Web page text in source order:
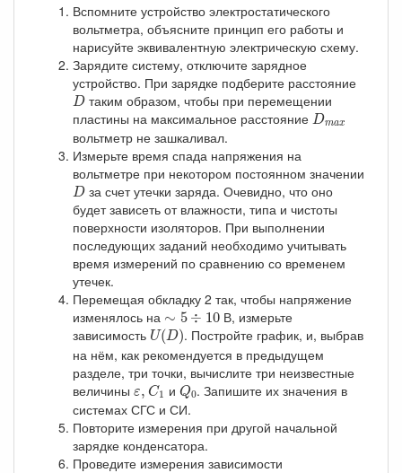
Вспомните устройство электростатического
вольтметра, объясните принцип его работы и
нарисуйте эквивалентную электрическую схему.
Зарядите систему, отключите зарядное
устройство. При зарядке подберите расстояние
D
D таким образом, чтобы при перемещении
пластины на максимальное расстояние Dmax
Dm
вольтметр не зашкаливал.
Измерьте время спада напряжения на
вольтметре при некотором постоянном значении
D
D за счет утечки заряда. Очевидно, что оно
будет зависеть от влажности, типа и чистоты
поверхности изоляторов. При выполнении
последующих заданий необходимо учитывать
время измерений по сравнению со временем
утечек.
Перемещая обкладку 2 так, чтобы напряжение
изменялось на ∼ 5 ÷ 10
∼ 5÷ 10 В, измерьте
зависимость U(D)
U(D). Постройте график, и, выбрав
на нём, как рекомендуется в предыдущем
разделе, три точки, вычислите три неизвестные
величины ε, C1
ε,C1 и Q0
Q0. Запишите их значения в
системах СГС и СИ.
Повторите измерения при другой начальной
зарядке конденсатора.
Проведите измерения зависимости